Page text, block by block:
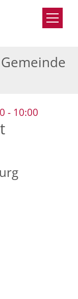
- 10:00